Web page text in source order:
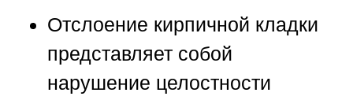
Отслоение кирпичной кладки
представляет собой
нарушение целостности